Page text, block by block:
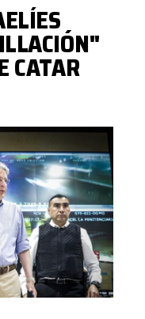
CATAR